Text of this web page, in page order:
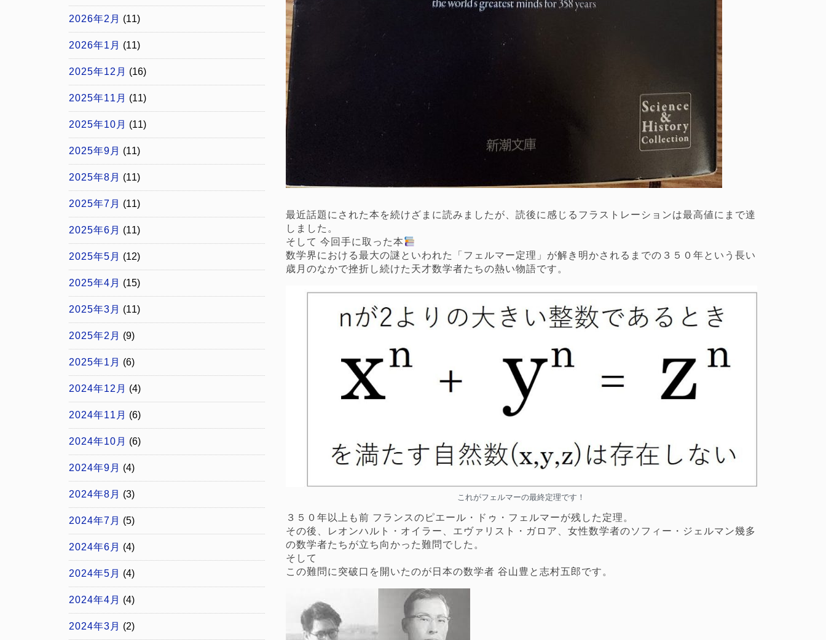
最近話題にされた本を続けざまに読みましたが、読後に感じるフラストレーションは最高値にまで達
しました。
そして 今回手に取った本
数学界における最大の謎といわれた「フェルマー定理」が解き明かされるまでの３５０年という長い
歳月のなかで挫折し続けた天才数学者たちの熱い物語です。
これがフェルマーの最終定理です！
３５０年以上も前 フランスのピエール・ドゥ・フェルマーが残した定理。
その後、レオンハルト・オイラー、エヴァリスト・ガロア、女性数学者のソフィー・ジェルマン幾多
の数学者たちが立ち向かった難問でした。
そして
この難問に突破口を開いたのが日本の数学者 谷山豊と志村五郎です。
2026年2月 (11)
2026年1月 (11)
2025年12月 (16)
2025年11月 (11)
2025年10月 (11)
2025年9月 (11)
2025年8月 (11)
2025年7月 (11)
2025年6月 (11)
2025年5月 (12)
2025年4月 (15)
2025年3月 (11)
2025年2月 (9)
2025年1月 (6)
2024年12月 (4)
2024年11月 (6)
2024年10月 (6)
2024年9月 (4)
2024年8月 (3)
2024年7月 (5)
2024年6月 (4)
2024年5月 (4)
2024年4月 (4)
2024年3月 (2)